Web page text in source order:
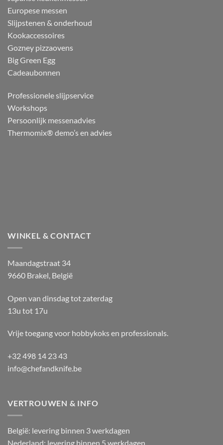
Europese messen
Slijpstenen & onderhoud
Kookaccessoires
Gozney pizzaovens
Big Green Egg
Cadeaubonnen
Professionele slijpservice
Workshops
Persoonlijk messenadvies
Thermomix® demo’s en advies
WINKEL & CONTACT
Maandagstraat 34
9660 Brakel, België
Open van dinsdag tot zaterdag
13u tot 17u
Vrije toegang voor hobbykoks en professionals.
+32 498 14 23 43
info@chefandknife.be
VERTROUWEN & INFO
België: levering binnen 3 werkdagen
Nederland: levering binnen 5 werkdagen